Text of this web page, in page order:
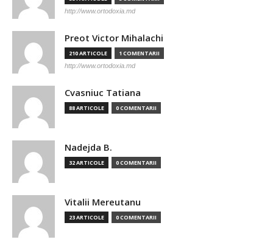
http://www.ortodoxia.md
Preot Victor Mihalachi
210 ARTICOLE 1 COMENTARII
http://www.ortodoxia.md
Cvasniuc Tatiana
88 ARTICOLE 0 COMENTARII
Nadejda B.
32 ARTICOLE 0 COMENTARII
Vitalii Mereutanu
23 ARTICOLE 0 COMENTARII